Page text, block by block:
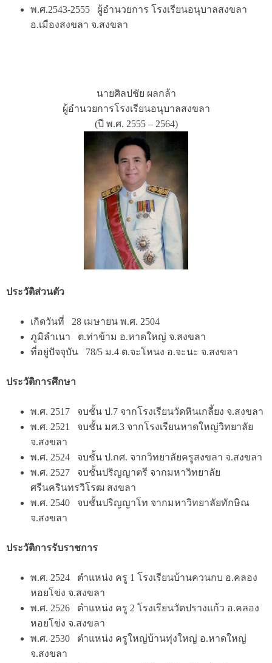
พ.ศ.2543-2555 ผู้อำนวยการ โรงเรียนอนุบาลสงขลา
อ.เมืองสงขลา จ.สงขลา
นายศิลปชัย ผลกล้า
ผู้อำนวยการโรงเรียนอนุบาลสงขลา
(ปี พ.ศ. 2555 – 2564)
ประวัติส่วนตัว
เกิดวันที่ 28 เมษายน พ.ศ. 2504
ภูมิลำเนา ต.ท่าข้าม อ.หาดใหญ่ จ.สงขลา
ที่อยู่ปัจจุบัน 78/5 ม.4 ต.จะโหนง อ.จะนะ จ.สงขลา
ประวัติการศึกษา
พ.ศ. 2517 จบชั้น ป.7 จากโรงเรียนวัดหินเกลี้ยง จ.สงขลา
พ.ศ. 2521 จบชั้น มศ.3 จากโรงเรียนหาดใหญ่วิทยาลัย
จ.สงขลา
พ.ศ. 2524 จบชั้น ป.กศ. จากวิทยาลัยครูสงขลา จ.สงขลา
พ.ศ. 2527 จบชั้นปริญญาตรี จากมหาวิทยาลัย
ศรีนครินทรวิโรฒ สงขลา
พ.ศ. 2540 จบชั้นปริญญาโท จากมหาวิทยาลัยทักษิณ
จ.สงขลา
ประวัติการรับราชการ
พ.ศ. 2524 ตำแหน่ง ครู 1 โรงเรียนบ้านควนกบ อ.คลอง
หอยโข่ง จ.สงขลา
พ.ศ. 2526 ตำแหน่ง ครู 2 โรงเรียนวัดปรางแก้ว อ.คลอง
หอยโข่ง จ.สงขลา
พ.ศ. 2530 ตำแหน่ง ครูใหญ่บ้านทุ่งใหญ่ อ.หาดใหญ่
จ.สงขลา